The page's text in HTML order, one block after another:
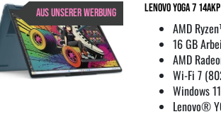
AUS UNSERER WERBUNG Lenovo Yoga 7
AMD
16 GB
AMD
Wi-Fi 7
Windows
Lenovo®